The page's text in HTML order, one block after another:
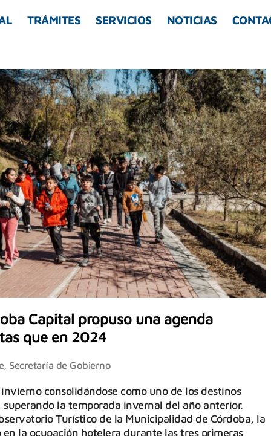
TRÁMITES SERVICIOS NOTICIAS
Capital propuso una agenda
que en 2024
, Secretaría de Gobierno
consolidándose como uno de los destinos
la temporada invernal del año anterior.
Turístico de la Municipalidad de Córdoba, la
la ocupación hotelera durante las tres primeras